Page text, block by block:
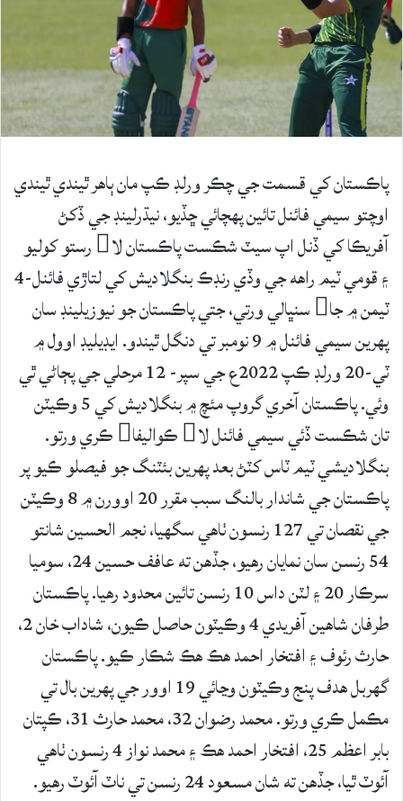
پاڪستان کي قسمت جي چڪر ورلڊ ڪپ مان ٻاهر ٿيندي ٿيندي
اوچتو سيمي فائنل تائين پهچائي ڇڏيو، نيڌرلينڊ جي ڏکڻ
آفريڪا کي ڏنل اپ سيٽ شڪست پاڪستان لا رستو کوليو
۽ قومي ٽيم راهه جي وڏي رنڊڪ بنگلاديش کي لتاڙي فائنل-4
ٽيمن ۾ جا سنڀالي ورتي، جتي پاڪستان جو نيوزيلينڊ سان
پهرين سيمي فائنل ۾ 9 نومبر تي دنگل ٿيندو. ايڊيليڊ اوول ۾
ٽي-20 ورلڊ ڪپ 2022ع جي سپر- 12 مرحلي جي پڄاڻي ٿي
وئي. پاڪستان آخري گروپ مئچ ۾ بنگلاديش کي 5 وڪيٽن
تان شڪست ڏئي سيمي فائنل لا ڪواليفا ڪري ورتو.
بنگلاديشي ٽيم ٽاس کٽڻ بعد پهرين بئٽنگ جو فيصلو ڪيو پر
پاڪستان جي شاندار بالنگ سبب مقرر 20 اوورن ۾ 8 وڪيٽن
جي نقصان تي 127 رنسون ٺاهي سگهيا، نجم الحسين شانتو
54 رنسن سان نمايان رهيو، جڏهن ته عافف حسين 24، سوميا
سرڪار 20 ۽ لٽن داس 10 رنسن تائين محدود رهيا. پاڪستان
طرفان شاهين آفريدي 4 وڪيٽون حاصل ڪيون، شاداب خان 2،
حارث رئوف ۽ افتخار احمد هڪ هڪ شڪار ڪيو. پاڪستان
گهربل هدف پنج وڪيٽون وڃائي 19 اوور جي پهرين بال تي
مڪمل ڪري ورتو. محمد رضوان 32، محمد حارث 31، ڪپتان
بابر اعظم 25، افتخار احمد هڪ ۽ محمد نواز 4 رنسون ٺاهي
آئوٽ ٿيا، جڏهن ته شان مسعود 24 رنسن تي ناٽ آئوٽ رهيو.